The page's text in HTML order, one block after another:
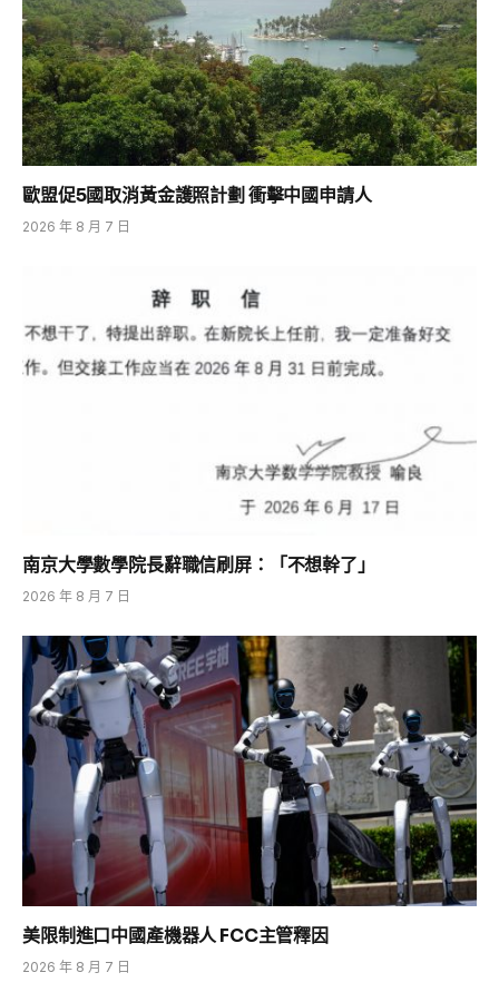
歐盟促5國取消黃金護照計劃 衝擊中國申請人
2026 年 8 月 7 日
南京大學數學院長辭職信刷屏：「不想幹了」
2026 年 8 月 7 日
美限制進口中國產機器人 FCC主管釋因
2026 年 8 月 7 日